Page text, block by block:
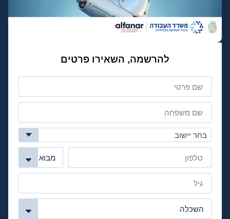
להרשמה, השאירו פרטים
בחר יישוב